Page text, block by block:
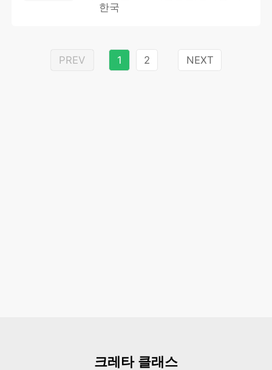
한국
PREV 1 2 NEXT
크레타 클래스